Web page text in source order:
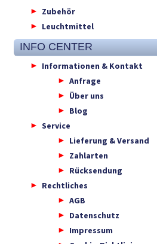
Zubehör
Leuchtmittel
INFO CENTER
Informationen & Kontakt
Anfrage
Über uns
Blog
Service
Lieferung & Versand
Zahlarten
Rücksendung
Rechtliches
AGB
Datenschutz
Impressum